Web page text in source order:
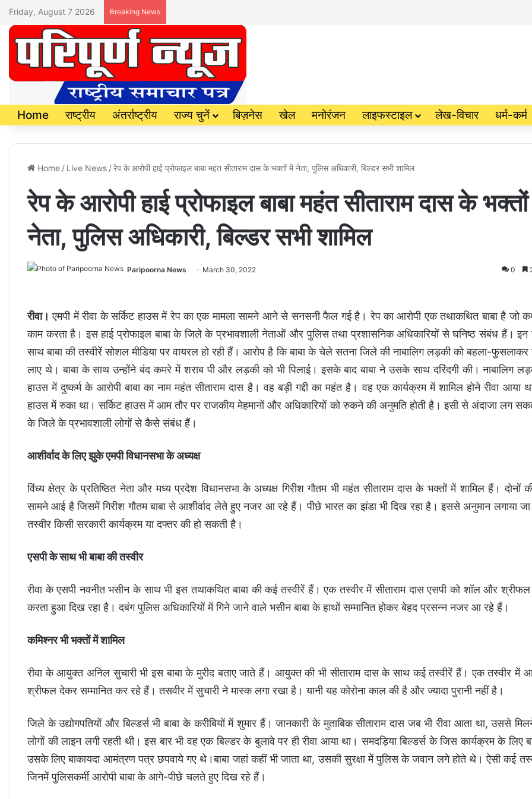
Friday, August 7 2026 Breaking News
Home राष्ट्रीय अंतर्राष्ट्रीय राज्य चुनें बिज़नेस खेल मनोरंजन लाइफस्टाइल लेख-विचार धर्म-कर्म
Home / Live News /रेप के आरोपी हाई प्रोफाइल बाबा महंत सीताराम दास के भक्तों में नेता, पुलिस अधिकारी, बिल्डर सभी शामिल
रेप के आरोपी हाई प्रोफाइल बाबा महंत सीताराम दास के
नेता, पुलिस अधिकारी, बिल्डर सभी शामिल
Paripoorna News March 30, 2022 0
रीवा। एमपी में रीवा के सर्किट हाउस में रेप का एक मामला सामने आने से सनसनी फैल गई है। रेप का आरोपी एक तथाकथित बाबा है जो
काम करता है। इस हाई प्रोफाइल बाबा के जिले के प्रभावशाली नेताओं और पुलिस तथा प्रशासनिक अधिकारियों से घनिष्ठ संबंध हैं। इन
साथ बाबा की तस्वीरें सोशल मीडिया पर वायरल हो रही हैं। आरोप है कि बाबा के चेले सतना जिले की नाबालिग लड़की को बहला-फुसलाकर
लाए थे। बाबा के साथ उन्होंने बंद कमरे में शराब पी और लड़की को भी पिलाई। इसके बाद बाबा ने उसके साथ दरिंदगी की। नाबालिग
हाउस में दुष्कर्म के आरोपी बाबा का नाम महंत सीताराम दास है। वह बड़ी गद्दी का महंत है। वह एक कार्यक्रम में शामिल होने रीवा आया
हाउस में रुका था। सर्किट हाउस में आम तौर पर राजकीय मेहमानों और अधिकारियों को रुकने की अनुमति होती है। इसी से अंदाजा लग
के जिले के प्रभावशाली लोगों से कैसे संबंध हैं।
आशीर्वाद के लिए झुके एमपी विधानसभा के अध्यक्ष
विंध्य क्षेत्र के प्रतिष्ठित नेता और मध्य प्रदेश विधानसभा के अध्यक्ष गिरीश गौतम भी महंत सीताराम दास के भक्तों में शामिल हैं। दोनों
सामने आई है जिसमें गिरीश गौतम बाबा से आशीर्वाद लेते हुए नजर आ रहे हैं। पीछे भारत का झंडा भी दिख रहा है। इससे अनुमान लगाया
तस्वीर किसी सरकारी कार्यक्रम या दफ्तर की हो सकती है।
एसपी के साथ भी बाबा की तस्वीर
रीवा के एसपी नवनीत भसीन के साथ भी इस तथाकथित बाबा की कई तस्वीरें हैं। एक तस्वीर में सीताराम दास एसपी को शॉल और
करता हुआ दिख रहा है। दबंग पुलिस अधिकारियों में गिने जाने वाले भसीन बाबा के हाथों सम्मानित होकर बेहद प्रसन्न नजर आ रहे हैं।
कमिश्नर भी भक्तों में शामिल
रीवा के आयुक्त अनिल सुचारी भी इस बाबा के मुरीद बताए जाते हैं। आयुक्त की भी सीताराम दास के साथ कई तस्वीरें हैं। एक तस्वीर में
श्रीफल देकर सम्मानित कर रहे हैं। तसवीर में सुचारी ने मास्क लगा रखा है। यानी यह कोरोना काल की है और ज्यादा पुरानी नहीं है।
जिले के उद्योगपतियों और बिल्डर्स भी बाबा के करीबियों में शुमार हैं। जानकारी के मुताबिक सीताराम दास जब भी रीवा आता था, उससे
लोगों की लाइन लगी रहती थी। इस बार भी वह एक बिल्डर के बुलावे पर ही रीवा आया था। समदड़िया बिल्डर्स के जिस कार्यक्रम के लिए
उसके लिए बाकायदा आमंत्रण पत्र छपवाये गए थे।बाबा जहां कहीं भी जाता था, उसकी सुरक्षा में पुलिस के जवान लगे होते थे। ऐसी कई
जिनमें पुलिसकर्मी आरोपी बाबा के आगे-पीछे चलते हुए दिख रहे हैं।